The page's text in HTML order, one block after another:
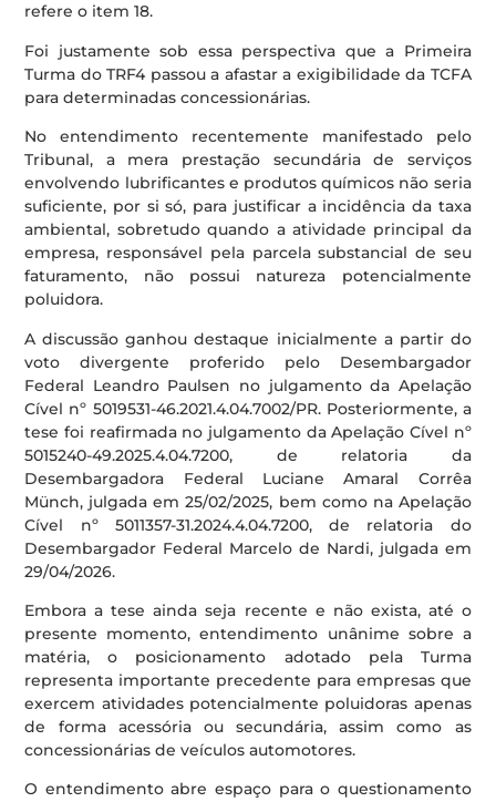
refere o item 18.
Foi justamente sob essa perspectiva que a Primeira
Turma do TRF4 passou a afastar a exigibilidade da TCFA
para determinadas concessionárias.
No entendimento recentemente manifestado pelo
Tribunal, a mera prestação secundária de serviços
envolvendo lubrificantes e produtos químicos não seria
suficiente, por si só, para justificar a incidência da taxa
ambiental, sobretudo quando a atividade principal da
empresa, responsável pela parcela substancial de seu
faturamento, não possui natureza potencialmente
poluidora.
A discussão ganhou destaque inicialmente a partir do
voto divergente proferido pelo Desembargador
Federal Leandro Paulsen no julgamento da Apelação
Cível nº 5019531-46.2021.4.04.7002/PR. Posteriormente, a
tese foi reafirmada no julgamento da Apelação Cível nº
5015240-49.2025.4.04.7200, de relatoria da
Desembargadora Federal Luciane Amaral Corrêa
Münch, julgada em 25/02/2025, bem como na Apelação
Cível nº 5011357-31.2024.4.04.7200, de relatoria do
Desembargador Federal Marcelo de Nardi, julgada em
29/04/2026.
Embora a tese ainda seja recente e não exista, até o
presente momento, entendimento unânime sobre a
matéria, o posicionamento adotado pela Turma
representa importante precedente para empresas que
exercem atividades potencialmente poluidoras apenas
de forma acessória ou secundária, assim como as
concessionárias de veículos automotores.
O entendimento abre espaço para o questionamento